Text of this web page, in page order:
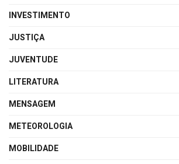
INVESTIMENTO
JUSTIÇA
JUVENTUDE
LITERATURA
MENSAGEM
METEOROLOGIA
MOBILIDADE